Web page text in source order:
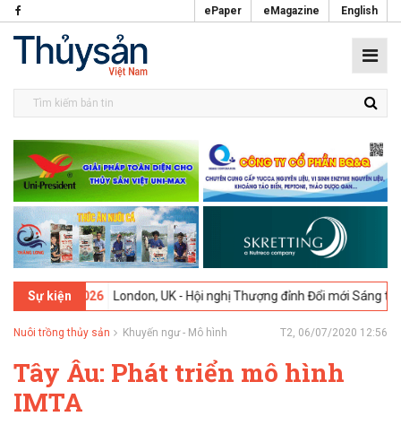
ePaper eMagazine English
Sự kiện
2026 London, UK - Hội nghị Thượng đỉnh Đổi mới Sáng tạo trong
Nuôi trồng thủy sản Khuyến ngư - Mô hình T2, 06/07/2020 12:56
Tây Âu: Phát triển mô hình
IMTA